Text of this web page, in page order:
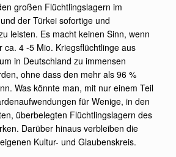
großen Flüchtlingslagern im
der Türkei sofortige und
leisten. Es macht keinen Sinn, wenn
ca. 4 -5 Mio. Kriegsflüchtlinge aus
in Deutschland zu immensen
ohne dass den mehr als 96 %
Was könnte man, mit nur einem Teil
für Wenige, in den
überbelegten Flüchtlingslagern des
Darüber hinaus verbleiben die
Kultur- und Glaubenskreis.